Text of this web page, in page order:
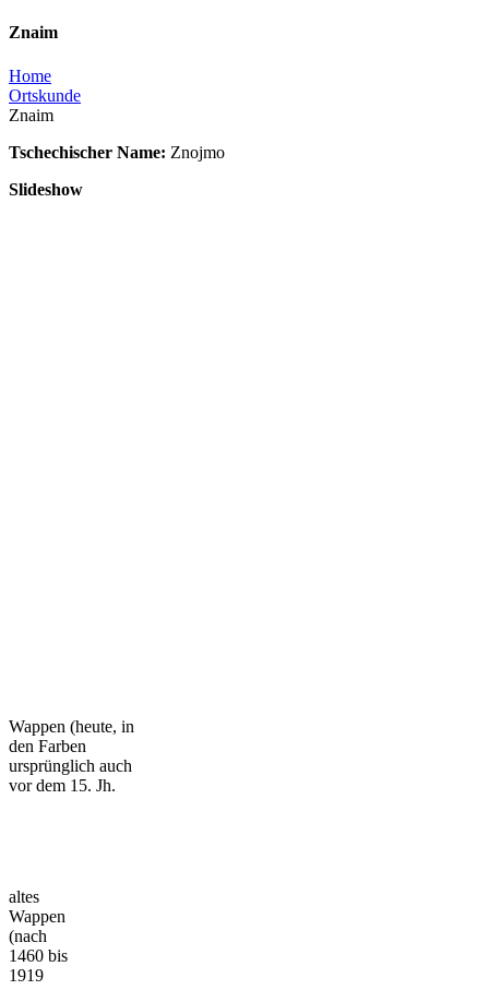
Znaim
Home
Ortskunde
Znaim
Tschechischer Name: Znojmo
Slideshow
Wappen (heute, in
den Farben
ursprünglich auch
vor dem 15. Jh.
altes
Wappen
(nach
1460 bis
1919